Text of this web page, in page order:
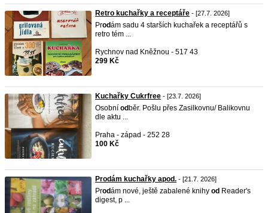
Retro kuchařky a receptáře - [27.7. 2026]
Prodám sadu 4 starších kuchařek a receptářů s
retro tém ...
Rychnov nad Kněžnou - 517 43
299 Kč
Kuchařky Cukrfree - [23.7. 2026]
Osobní od běr. Pošlu přes Zasilkovnu/ Balikovnu
dle aktu ...
Praha - západ - 252 28
100 Kč
Prodám kuchařky apod. - [21.7. 2026]
Prodám nové, ještě zabalené knihy od Reader's
digest, p ...